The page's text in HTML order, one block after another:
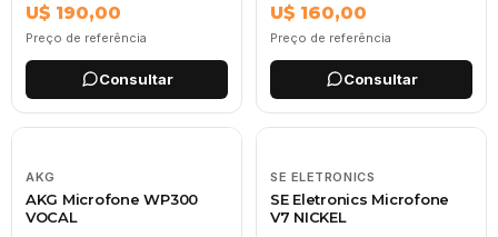
U$ 190,00
Preço de referência
Consultar
U$ 160,00
Preço de referência
Consultar
AKG
AKG Microfone WP300
VOCAL
SE ELETRONICS
SE Eletronics Microfone
V7 NICKEL